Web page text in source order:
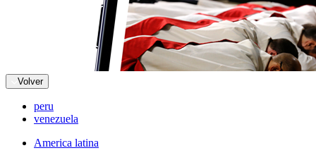
Volver
peru
venezuela
America latina